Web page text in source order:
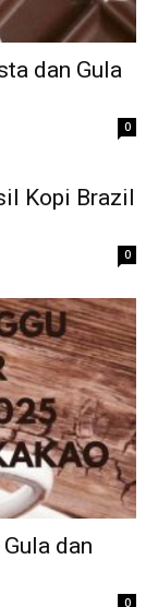
dan Gula
0
Kopi Brazil
0
dan
0